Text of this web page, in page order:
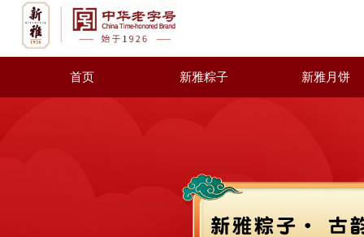
首页 新雅粽子 新雅月饼